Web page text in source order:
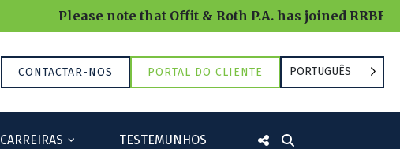
Please note that Offit & Roth P.A. has joined RRBB and will
CONTACTAR-NOS PORTAL DO CLIENTE PORTUGUÊS
CARREIRAS TESTEMUNHOS